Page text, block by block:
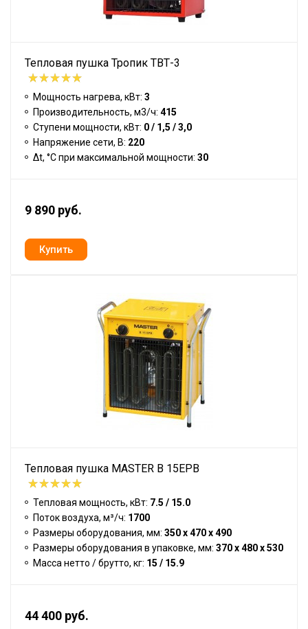
Тепловая пушка Тропик ТВТ-3
Мощность нагрева, кВт: 3
Производительность, м3/ч: 415
Ступени мощности, кВт: 0 / 1,5 / 3,0
Напряжение сети, В: 220
Δt, °C при максимальной мощности: 30
9 890 руб.
Тепловая пушка MASTER B 15EPB
Тепловая мощность, кВт: 7.5 / 15.0
Поток воздуха, м³/ч: 1700
Размеры оборудования, мм: 350 x 470 x 490
Размеры оборудования в упаковке, мм: 370 x 480 x 530
Масса нетто / брутто, кг: 15 / 15.9
44 400 руб.